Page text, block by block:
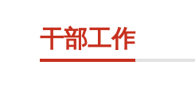
干部工作